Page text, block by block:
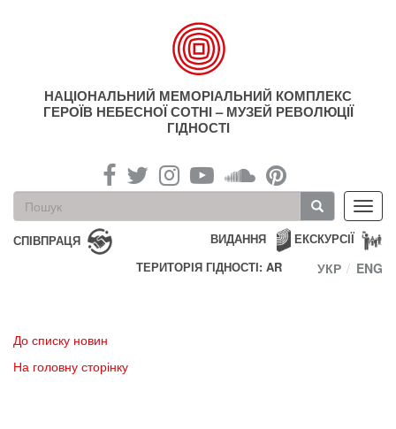
НАЦІОНАЛЬНИЙ МЕМОРІАЛЬНИЙ КОМПЛЕКС
ГЕРОЇВ НЕБЕСНОЇ СОТНІ – МУЗЕЙ РЕВОЛЮЦІЇ
ГІДНОСТІ
Пошукова
форма
Пошук
СПІВПРАЦЯ ЕКСКУРСІЇ
ВИДАННЯ
ТЕРИТОРІЯ ГІДНОСТІ: AR
УКР ENG
До списку новин
На головну сторінку